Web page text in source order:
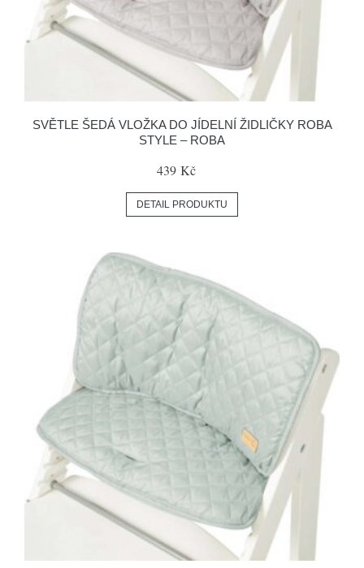
SVĚTLE ŠEDÁ VLOŽKA DO JÍDELNÍ ŽIDLIČKY ROBA
STYLE – ROBA
439 Kč
DETAIL PRODUKTU